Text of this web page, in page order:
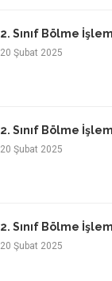
2. Sınıf Bölme
20 Şubat 2025
2. Sınıf Bölme
20 Şubat 2025
2. Sınıf Bölme
20 Şubat 2025